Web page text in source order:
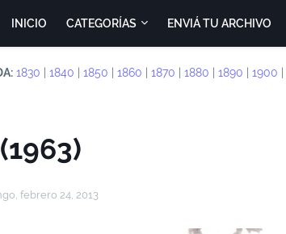
INICIO CATEGORÍAS ENVIÁ TU ARCHIVO
1830 1840 1850 1860 1870 1880 1890 1900
febrero 24, 2013